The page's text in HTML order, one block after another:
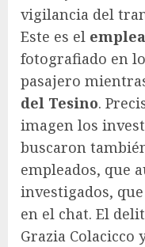
vigilancia del
Este es el
fotografiado en
pasajero
del Tesino.
imagen los
buscaron
empleados, que
investigados,
en el chat. El
Grazia Colacicco